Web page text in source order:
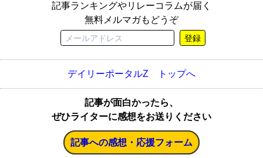
記事ランキングやリレーコラムが届く
無料メルマガもどうぞ
登録
デイリーポータルZ トップへ
記事が面白かったら、
ぜひライターに感想をお送りください
記事への感想・応援フォーム